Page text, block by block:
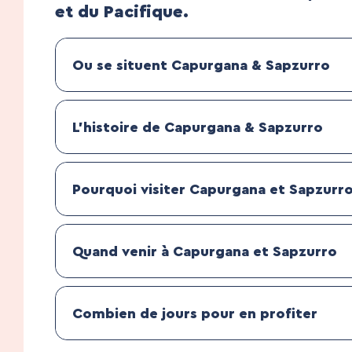
et du Pacifique.
Ou se situent Capurgana & Sapzurro
L’histoire de Capurgana & Sapzurro
Pourquoi visiter Capurgana et
Quand venir à Capurgana et Sapzurro
Combien de jours pour en profiter